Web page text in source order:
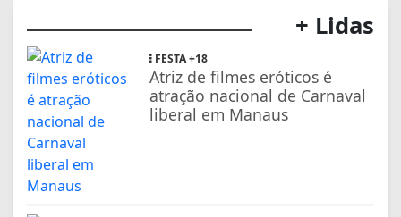
+ Lidas
FESTA +18
Atriz de filmes eróticos é
atração nacional de Carnaval
liberal em Manaus